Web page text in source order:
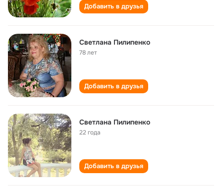
Добавить в друзья
Светлана Пилипенко
78 лет
Добавить в друзья
Светлана Пилипенко
22 года
Добавить в друзья